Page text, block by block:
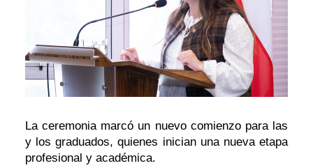
La ceremonia marcó un nuevo comienzo para las
y los graduados, quienes inician una nueva etapa
profesional y académica.